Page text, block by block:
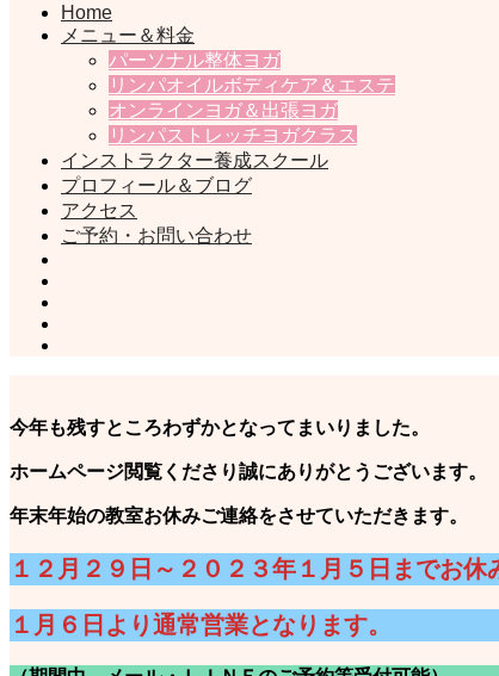
クリヤヨガハウス気楽
一般社団法人日本ヨガライフ協会
Home
メニュー＆料金
パーソナル整体ヨガ
リンパオイルボディケア＆エステ
オンラインヨガ＆出張ヨガ
リンパストレッチヨガクラス
インストラクター養成スクール
プロフィール＆ブログ
アクセス
ご予約・お問い合わせ
今年も残すところわずかとなってまいりました。
ホームページ閲覧くださり誠にありがとうございます。
年末年始の教室お休みご連絡をさせていただきます。
１２月２９日～２０２３年１月５日までお休
１月６日より通常営業となります。